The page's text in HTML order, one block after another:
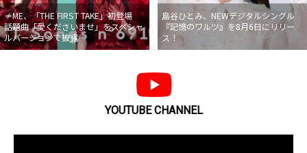
≠ME、「THE FIRST TAKE」初登場
話題曲「愛くださいませ」をスペシャ
ルバージョンで披露
島谷ひとみ、NEWデジタルシングル
『記憶のワルツ』を8月6日にリリー
ス！
YOUTUBE CHANNEL